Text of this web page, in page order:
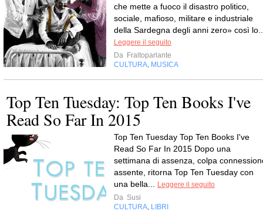
che mette a fuoco il disastro politico,
sociale, mafioso, militare e industriale
della Sardegna degli anni zero» così
Leggere il seguito
Da Fraltoparlante
CULTURA MUSICA
Top Ten Tuesday: Top Ten Books I've
Read So Far In 2015
Top Ten Tuesday Top Ten Books I've
Read So Far In 2015 Dopo una
settimana di assenza, colpa
assente, ritorna Top Ten Tuesday con
una bella...
Leggere il seguito
Da Susi
CULTURA LIBRI